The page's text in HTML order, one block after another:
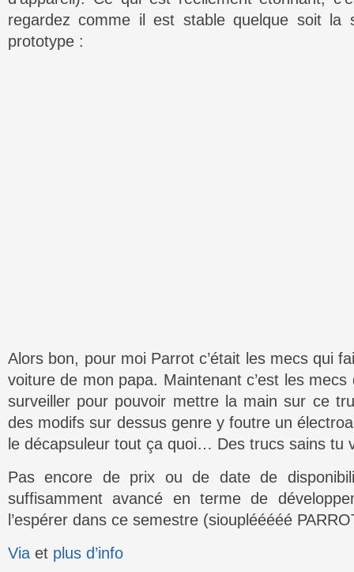
regardez comme il est stable quelque soit la
prototype :
Alors bon, pour moi Parrot c’était les mecs qui
voiture de mon papa. Maintenant c’est les
surveiller pour pouvoir mettre la main sur ce
des modifs sur dessus genre y foutre un
le décapsuleur tout ça quoi… Des trucs sains tu
Pas encore de prix ou de date de
suffisamment avancé en terme de
l’espérer dans ce semestre (siouplééééé
Via et plus d’info